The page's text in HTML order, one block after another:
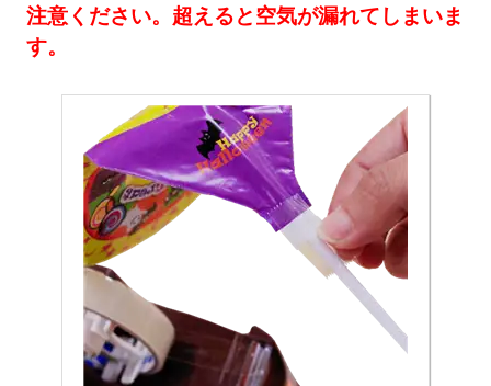
注意ください。超えると空気が漏れてしまいま
す。